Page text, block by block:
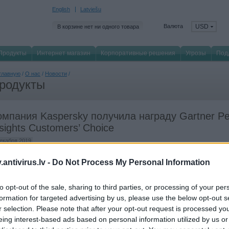
- Do Not Process My Personal Information
opt-out of the sale, sharing to third parties, or processing of your
for targeted advertising by us, please use the below opt-out
selection. Please note that after your opt-out request is processed
interest-based ads based on personal information utilized by us
English Latviešu
В корзине нет ни одного товара Валюта USD
Интернет магазин Корпоративные решения Угрозы
/ О нас / Новости /
Kaspersky получила награду Gartner
Customers’ Choice
2019
Kaspersky Endpoint Security for Business третий год подряд побеждает в
отзывов, оставленных реальными пользователями.
Peer Insights— это нейтральная платформа, на которой клиенты могут
позитивный или негативный отзыв о продуктах, которые они
многих рынках, а также внести оценки в рейтинг. Рейтинг Gartner Peer Insights